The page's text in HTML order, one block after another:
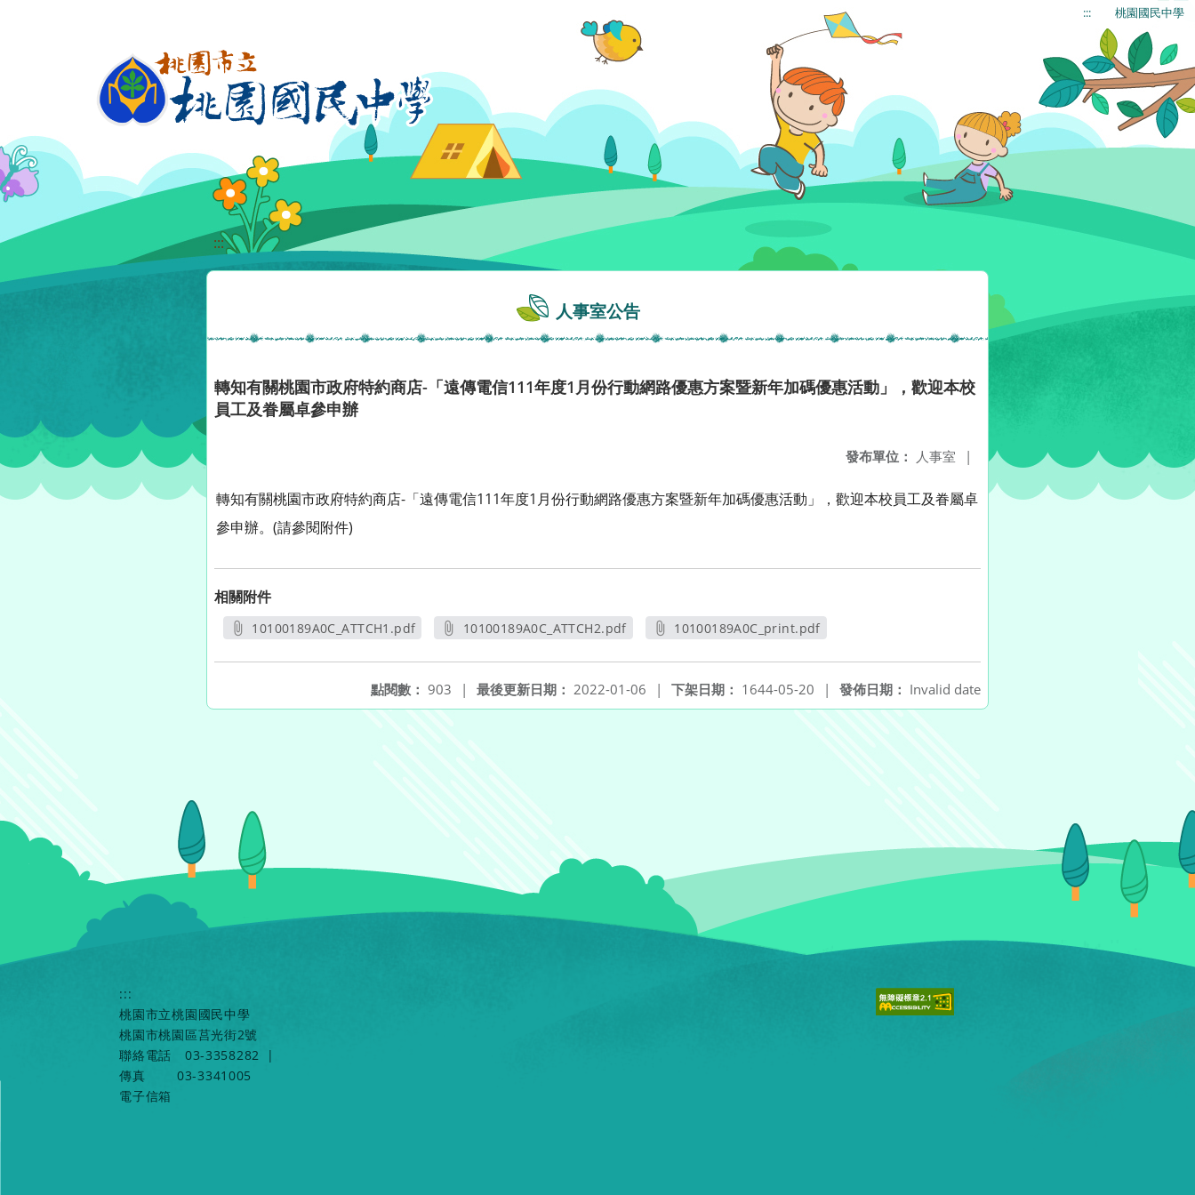
::: 桃園國民中學
:::
人事室公告
轉知有關桃園市政府特約商店-「遠傳電信111年度1月份行動網路優惠方案暨新年加碼優惠活動」，歡迎本校
員工及眷屬卓參申辦
發布單位： 人事室 |
轉知有關桃園市政府特約商店-「遠傳電信111年度1月份行動網路優惠方案暨新年加碼優惠活動」，歡迎本校員工及眷屬卓
參申辦。(請參閱附件)
相關附件
10100189A0C_ATTCH1.pdf
10100189A0C_ATTCH2.pdf
10100189A0C_print.pdf
發佈日期： Invalid date
下架日期： 1644-05-20 |
最後更新日期： 2022-01-06 |
點閱數： 903 |
:::
桃園市立桃園國民中學
桃園市桃園區莒光街2號
聯絡電話
03-3358282
|
傳真
03-3341005
電子信箱